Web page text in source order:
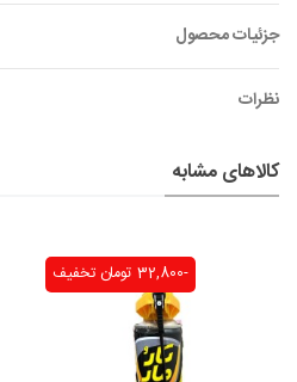
جزئیات محصول
نظرات
کالاهای مشابه
تخفیف -32,800 تومان